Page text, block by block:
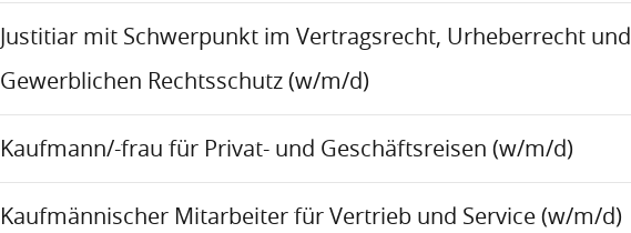
Justitiar mit Schwerpunkt im Vertragsrecht, Urheberrecht und
Gewerblichen Rechtsschutz (w/m/d)
Kaufmann/-frau für Privat- und Geschäftsreisen (w/m/d)
Kaufmännischer Mitarbeiter für Vertrieb und Service (w/m/d)